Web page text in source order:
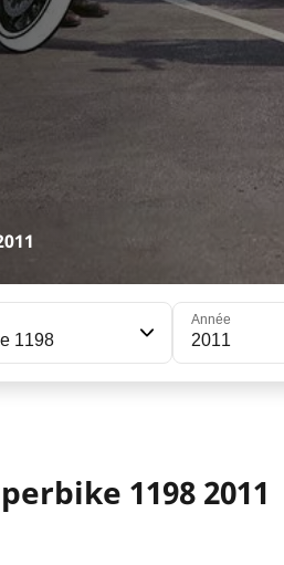
1198
Année
2011
1198 2011